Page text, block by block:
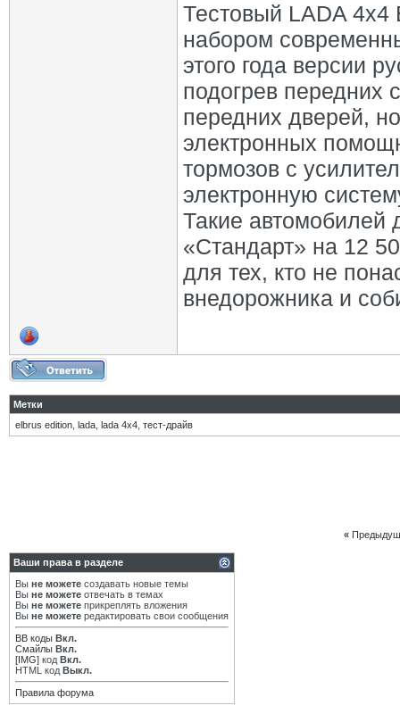
Тестовый LADA
набором
этого года версии
подогрев передних
передних дверей,
электронных
тормозов с
электронную
Такие автомобилей
«Стандарт» на 12
для тех, кто не
внедорожника и
Метки
elbrus edition lada lada 4x4 тест-драйв
«
Ваши права в разделе
Вы не можете создавать новые темы
Вы не можете отвечать в темах
Вы не можете прикреплять вложения
Вы не можете редактировать свои сообщения
BB коды Вкл.
Смайлы Вкл.
[IMG] код Вкл.
HTML код Выкл.
Правила форума